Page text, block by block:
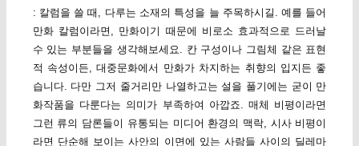
: 칼럼을 쓸 때, 다루는 소재의 특성을 늘 주목하시길. 예를 들어
만화 칼럼이라면, 만화이기 때문에 비로소 효과적으로 드러날
수 있는 부분들을 생각해보세요. 칸 구성이나 그림체 같은 표현
적 속성이든, 대중문화에서 만화가 차지하는 취향의 입지든 좋
습니다. 다만 그저 줄거리만 나열하고는 설을 풀기에는 굳이 만
화작품을 다룬다는 의미가 부족하여 아깝죠. 매체 비평이라면
그런 류의 담론들이 유통되는 미디어 환경의 맥락, 시사 비평이
라면 단순해 보이는 사안의 이면에 있는 사람들 사이의 딜레마